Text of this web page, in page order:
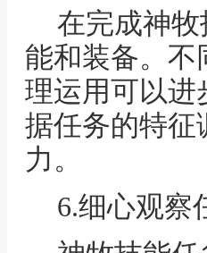
在完成神
能和装备。不
理运用可以进
据任务的特征
力。
6.细心观察